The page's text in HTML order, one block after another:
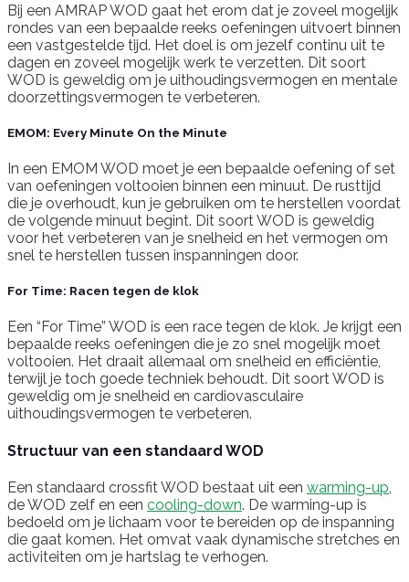
Bij een AMRAP WOD gaat het erom dat je zoveel mogelijk
rondes van een bepaalde reeks oefeningen uitvoert binnen
een vastgestelde tijd. Het doel is om jezelf continu uit te
dagen en zoveel mogelijk werk te verzetten. Dit soort
WOD is geweldig om je uithoudingsvermogen en mentale
doorzettingsvermogen te verbeteren.
EMOM: Every Minute On the Minute
In een EMOM WOD moet je een bepaalde oefening of set
van oefeningen voltooien binnen een minuut. De rusttijd
die je overhoudt, kun je gebruiken om te herstellen voordat
de volgende minuut begint. Dit soort WOD is geweldig
voor het verbeteren van je snelheid en het vermogen om
snel te herstellen tussen inspanningen door.
For Time: Racen tegen de klok
Een “For Time” WOD is een race tegen de klok. Je krijgt een
bepaalde reeks oefeningen die je zo snel mogelijk moet
voltooien. Het draait allemaal om snelheid en efficiëntie,
terwijl je toch goede techniek behoudt. Dit soort WOD is
geweldig om je snelheid en cardiovasculaire
uithoudingsvermogen te verbeteren.
Structuur van een standaard WOD
Een standaard crossfit WOD bestaat uit een warming-up,
de WOD zelf en een cooling-down. De warming-up is
bedoeld om je lichaam voor te bereiden op de inspanning
die gaat komen. Het omvat vaak dynamische stretches en
activiteiten om je hartslag te verhogen.